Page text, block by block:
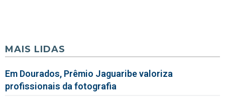
MAIS LIDAS
Em Dourados, Prêmio Jaguaribe valoriza
profissionais da fotografia